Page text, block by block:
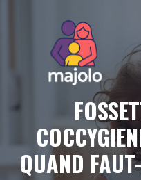
QUAND